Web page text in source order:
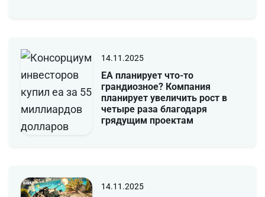
14.11.2025
EA планирует что-то
грандиозное? Компания
планирует увеличить рост в
четыре раза благодаря
грядущим проектам
14.11.2025